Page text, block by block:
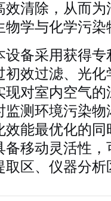
效清除，从而
物学与化学污
设备采用获得
初效过滤、光
现对室内空气
监测环境污染
效能最优化的
备移动灵活性
取区、仪器分